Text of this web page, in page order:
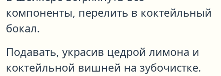
компоненты, перелить в коктейльный
бокал.
Подавать, украсив цедрой лимона и
коктейльной вишней на зубочистке.